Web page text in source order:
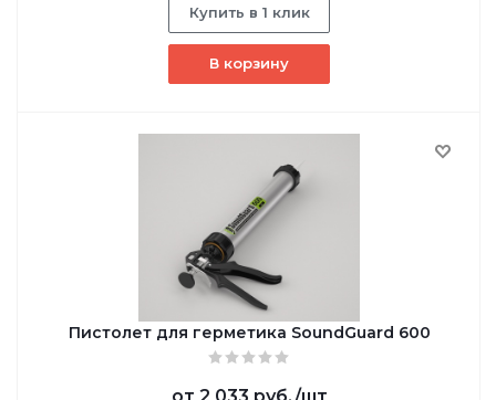
Купить в 1 клик
В корзину
Пистолет для герметика SoundGuard 600
от 2 033 руб./шт